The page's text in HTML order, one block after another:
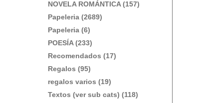
NOVELA ROMÁNTICA (157)
Papeleria (2689)
Papeleria (6)
POESÍA (233)
Recomendados (17)
Regalos (95)
regalos varios (19)
Textos (ver sub cats) (118)